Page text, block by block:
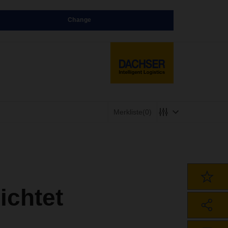
Change
Merkliste(0)